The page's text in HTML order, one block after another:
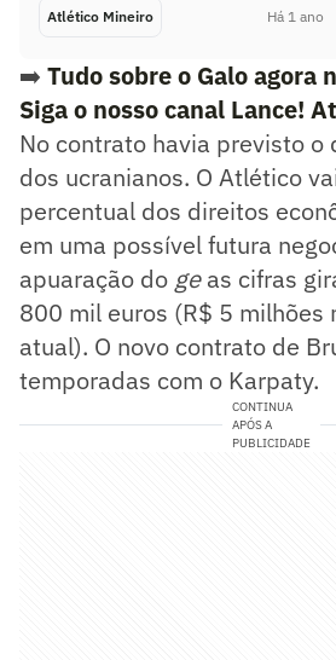
Atlético Mineiro Há 1 ano
➡️ Tudo sobre o Galo agora
Siga o nosso canal Lance!
No contrato havia previsto o
dos ucranianos. O Atlético
percentual dos direitos
em uma possível futura
apuaração do geas cifras
800 mil euros (R$ 5 milhões
atual). O novo contrato de
temporadas com o Karpaty.
CONTINUA
APÓS A
PUBLICIDADE